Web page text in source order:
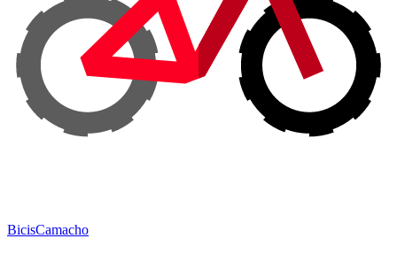
BicisCamacho